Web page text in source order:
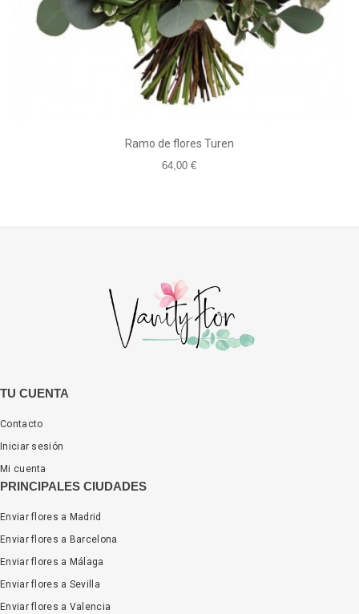
Ramo de flores Turen
64,00 €
TU CUENTA
Contacto
Iniciar sesión
Mi cuenta
PRINCIPALES CIUDADES
Enviar flores a Madrid
Enviar flores a Barcelona
Enviar flores a Málaga
Enviar flores a Sevilla
Enviar flores a Valencia